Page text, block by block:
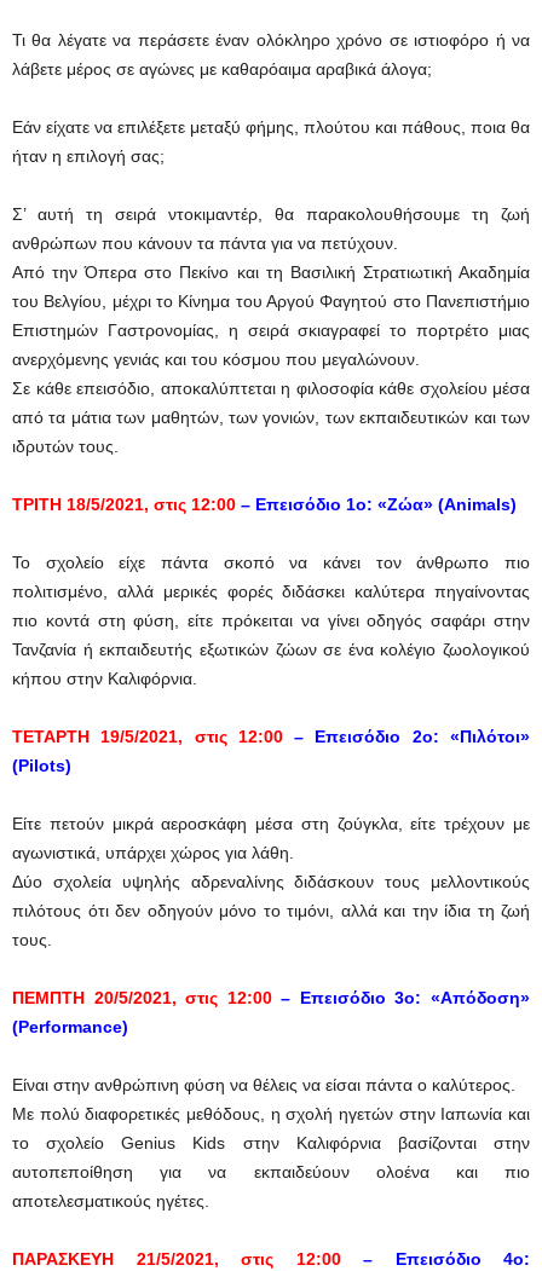
Τι θα λέγατε να περάσετε έναν ολόκληρο χρόνο σε ιστιοφόρο ή να
λάβετε μέρος σε αγώνες με καθαρόαιμα αραβικά άλογα;
Εάν είχατε να επιλέξετε μεταξύ φήμης, πλούτου και πάθους, ποια θα
ήταν η επιλογή σας;
Σ’ αυτή τη σειρά ντοκιμαντέρ, θα παρακολουθήσουμε τη ζωή
ανθρώπων που κάνουν τα πάντα για να πετύχουν.
Από την Όπερα στο Πεκίνο και τη Βασιλική Στρατιωτική Ακαδημία
του Βελγίου, μέχρι το Κίνημα του Αργού Φαγητού στο Πανεπιστήμιο
Επιστημών Γαστρονομίας, η σειρά σκιαγραφεί το πορτρέτο μιας
ανερχόμενης γενιάς και του κόσμου που μεγαλώνουν.
Σε κάθε επεισόδιο, αποκαλύπτεται η φιλοσοφία κάθε σχολείου μέσα
από τα μάτια των μαθητών, των γονιών, των εκπαιδευτικών και των
ιδρυτών τους.
ΤΡΙΤΗ 18/5/2021, στις 12:00 – Επεισόδιο 1ο: «Ζώα» (Animals)
Το σχολείο είχε πάντα σκοπό να κάνει τον άνθρωπο πιο
πολιτισμένο, αλλά μερικές φορές διδάσκει καλύτερα πηγαίνοντας
πιο κοντά στη φύση, είτε πρόκειται να γίνει οδηγός σαφάρι στην
Τανζανία ή εκπαιδευτής εξωτικών ζώων σε ένα κολέγιο ζωολογικού
κήπου στην Καλιφόρνια.
ΤΕΤΑΡΤΗ 19/5/2021, στις 12:00 – Επεισόδιο 2ο: «Πιλότοι»
(Pilots)
Είτε πετούν μικρά αεροσκάφη μέσα στη ζούγκλα, είτε τρέχουν με
αγωνιστικά, υπάρχει χώρος για λάθη.
Δύο σχολεία υψηλής αδρεναλίνης διδάσκουν τους μελλοντικούς
πιλότους ότι δεν οδηγούν μόνο το τιμόνι, αλλά και την ίδια τη ζωή
τους.
ΠΕΜΠΤΗ 20/5/2021, στις 12:00 – Επεισόδιο 3ο: «Απόδοση»
(Performance)
Είναι στην ανθρώπινη φύση να θέλεις να είσαι πάντα ο καλύτερος.
Με πολύ διαφορετικές μεθόδους, η σχολή ηγετών στην Ιαπωνία και
το σχολείο Genius Kids στην Καλιφόρνια βασίζονται στην
αυτοπεποίθηση για να εκπαιδεύουν ολοένα και πιο
αποτελεσματικούς ηγέτες.
ΠΑΡΑΣΚΕΥΗ 21/5/2021, στις 12:00
– Επεισόδιο 4ο: